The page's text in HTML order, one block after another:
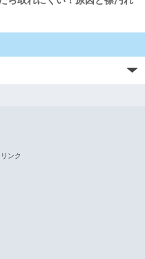
ンク